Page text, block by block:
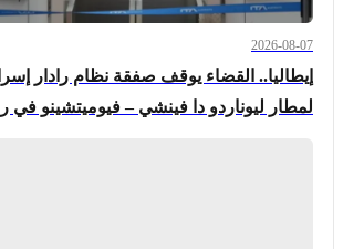
2026-08-07
إيطاليا.. القضاء يوقف صفقة نظام رادار
لمطار ليوناردو دا فينشي – فيوميتشينو في